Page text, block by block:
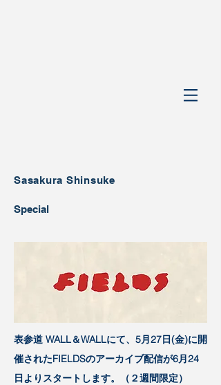
Sasakura Shinsuke
Special
表参道 WALL＆WALLにて、5月27日(金)に開
催されたFIELDSのアーカイブ配信が6月24
日よりスタートします。（２週間限定）